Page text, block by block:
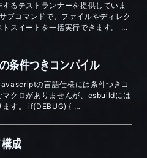
るテストランナーを提供していま
ブコマンドで、ファイルやディレク
トスイートを一括実行できます。 …
条件つきコンパイル
の言語仕様には条件つきコ
マクロがありませんが、esbuildには
ます。 if(DEBUG) { …
成